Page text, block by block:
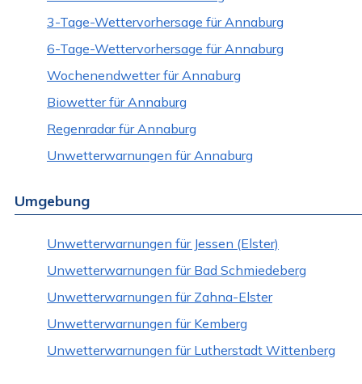
3-Tage-Wettervorhersage für Annaburg
6-Tage-Wettervorhersage für Annaburg
Wochenendwetter für Annaburg
Biowetter für Annaburg
Regenradar für Annaburg
Unwetterwarnungen für Annaburg
Umgebung
Unwetterwarnungen für Jessen (Elster)
Unwetterwarnungen für Bad Schmiedeberg
Unwetterwarnungen für Zahna-Elster
Unwetterwarnungen für Kemberg
Unwetterwarnungen für Lutherstadt Wittenberg